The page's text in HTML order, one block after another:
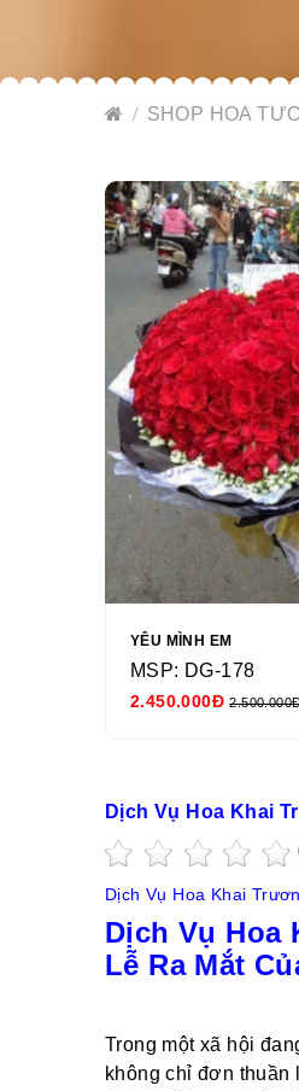
SHOP HOA
YÊU MÌNH EM
MSP: DG-178
2.450.000Đ
Dịch Vụ Hoa Khai
Dịch Vụ Hoa Khai
Dịch Vụ Hoa
Lễ Ra Mắt
Trong một xã hội
không chỉ đơn